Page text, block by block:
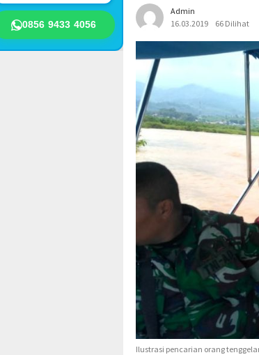
0856 9433 4056
Admin
16.03.2019
66 Dilihat
Ilustrasi pencarian orang